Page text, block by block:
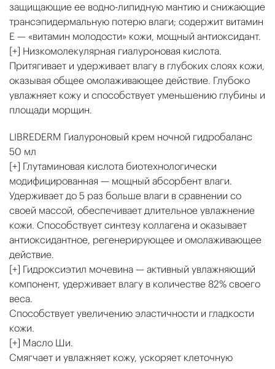
защищающие ее водно-липидную мантию и снижающие
трансэпидермальную потерю влаги; содержит витамин
Е — «витамин молодости» кожи, мощный антиоксидант.
[+] Низкомолекулярная гиалуроновая кислота.
Притягивает и удерживает влагу в глубоких слоях кожи,
оказывая общее омолаживающее действие. Глубоко
увлажняет кожу и способствует уменьшению глубины и
площади морщин.
LIBREDERM Гиалуроновый крем ночной гидробаланс
50 мл
[+] Глутаминовая кислота биотехнологически
модифицированная — мощный абсорбент влаги.
Удерживает до 5 раз больше влаги в сравнении со
своей массой, обеспечивает длительное увлажнение
кожи. Способствует синтезу коллагена и оказывает
антиоксидантное, регенерирующее и омолаживающее
действие.
[+] Гидроксиэтил мочевина — активный увлажняющий
компонент, удерживает влагу в количестве 82% своего
веса.
Способствует увеличению эластичности и гладкости
кожи.
[+] Масло Ши.
Смягчает и увлажняет кожу, ускоряет клеточную